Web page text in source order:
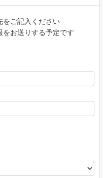
をご記入ください
お送りする予定です